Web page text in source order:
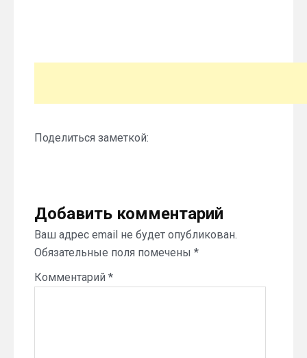
Поделиться заметкой:
Добавить комментарий
Ваш адрес email не будет опубликован.
Обязательные поля помечены *
Комментарий *